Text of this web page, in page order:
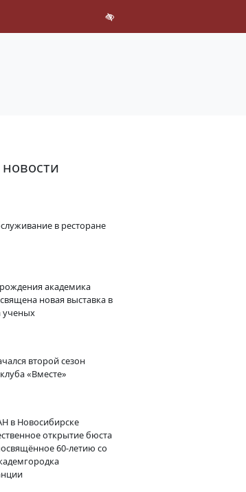
новости
в ресторане
академика
новая выставка в
ученых
второй сезон
«Вместе»
в Новосибирске
открытие бюста
60-летию со